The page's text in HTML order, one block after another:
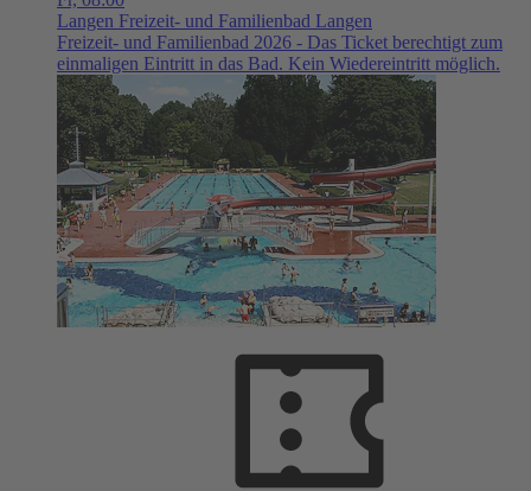
Langen Freizeit- und Familienbad Langen
Freizeit- und Familienbad 2026 - Das Ticket berechtigt zum
einmaligen Eintritt in das Bad. Kein Wiedereintritt möglich.